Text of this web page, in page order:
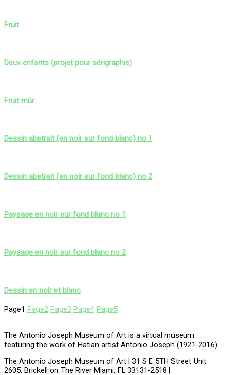
Fruit
Deux enfants (projet pour sérigraphie)
Fruit mûr
Dessin abstrait (en noir sur fond blanc) no 1
Dessin abstrait (en noir sur fond blanc) no 2
Paysage en noir sur fond blanc no 1
Paysage en noir sur fond blanc no 2
Dessin en noir et blanc
Page1 Page2 Page3 Page4 Page5
The Antonio Joseph Museum of Art is a virtual museum
featuring the work of Hatian artist Antonio Joseph (1921-2016).
The Antonio Joseph Museum of Art | 31 S E 5TH Street Unit
2605, Brickell on The River Miami, FL 33131-2518 |